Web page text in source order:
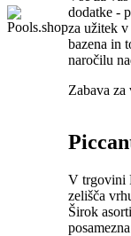
dodatke -
za užitek
bazena in
naročilu
Zabava za
V trgovini
zelišča
Širok